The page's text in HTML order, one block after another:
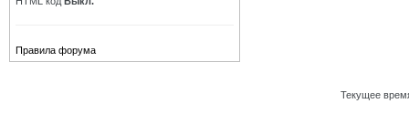
Правила форума
Текущее